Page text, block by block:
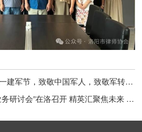
军节，致敬中国军人，致敬军转律师们！
讨会”在洛召开 精英汇聚焦未来 谱城市发展新篇